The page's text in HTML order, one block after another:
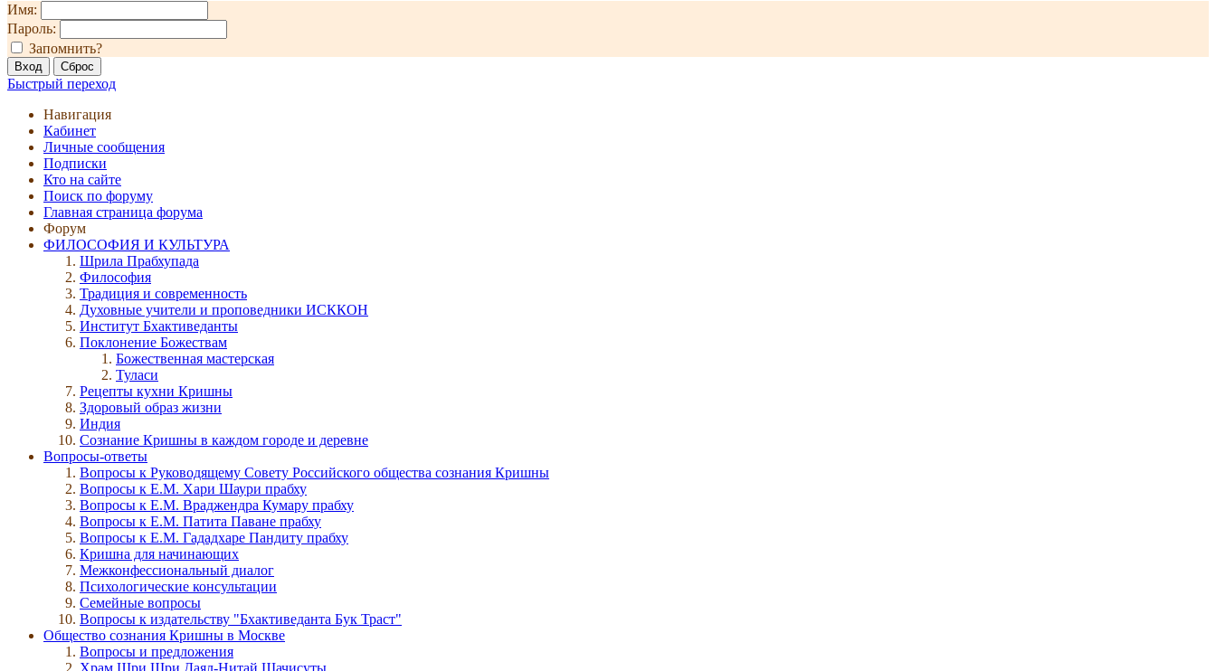
Имя:
Пароль:
Запомнить?
Быстрый переход
Навигация
Кабинет
Личные сообщения
Подписки
Кто на сайте
Поиск по форуму
Главная страница форума
Форум
ФИЛОСОФИЯ И КУЛЬТУРА
Шрила Прабхупада
Философия
Традиция и современность
Духовные учители и проповедники ИСККОН
Институт Бхактиведанты
Поклонение Божествам
Божественная мастерская
Туласи
Рецепты кухни Кришны
Здоровый образ жизни
Индия
Сознание Кришны в каждом городе и деревне
Вопросы-ответы
Вопросы к Руководящему Совету Российского общества сознания Кришны
Вопросы к Е.М. Хари Шаури прабху
Вопросы к Е.М. Враджендра Кумару прабху
Вопросы к Е.М. Патита Паване прабху
Вопросы к Е.М. Гададхаре Пандиту прабху
Кришна для начинающих
Межконфессиональный диалог
Психологические консультации
Семейные вопросы
Вопросы к издательству "Бхактиведанта Бук Траст"
Общество сознания Кришны в Москве
Вопросы и предложения
Храм Шри Шри Даял-Нитай Шачисуты